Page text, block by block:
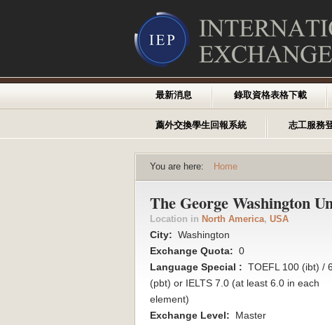
最新消息 錄取資格表格下載
薦外交換學生回報系統 志工服務
You are here: Home
The George Washington
Location in North America, USA
City: Washington
Exchange Quota: 0
Language Special : TOEFL 100 (ibt) /
(pbt) or IELTS 7.0 (at least 6.0 in each
element)
Exchange Level:
Master